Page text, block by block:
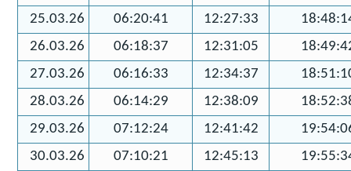
25.03.26
06:20:41 12:27:33
26.03.26
06:18:37 12:31:05
27.03.26
06:16:33 12:34:37
28.03.26
06:14:29 12:38:09
29.03.26
07:12:24 12:41:42
30.03.26
07:10:21 12:45:13